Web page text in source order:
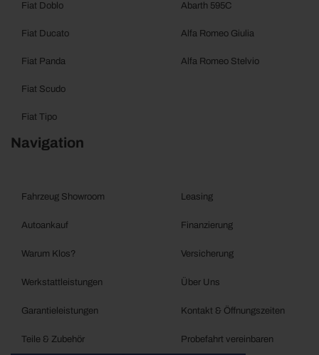
Fiat Doblo
Fiat Ducato
Fiat Panda
Fiat Scudo
Fiat Tipo
Abarth 595C
Alfa Romeo Giulia
Alfa Romeo Stelvio
Navigation
Fahrzeug Showroom
Autoankauf
Warum Klos?
Werkstattleistungen
Garantieleistungen
Teile & Zubehör
Leasing
Finanzierung
Versicherung
Über Uns
Kontakt & Öffnungszeiten
Probefahrt vereinbaren